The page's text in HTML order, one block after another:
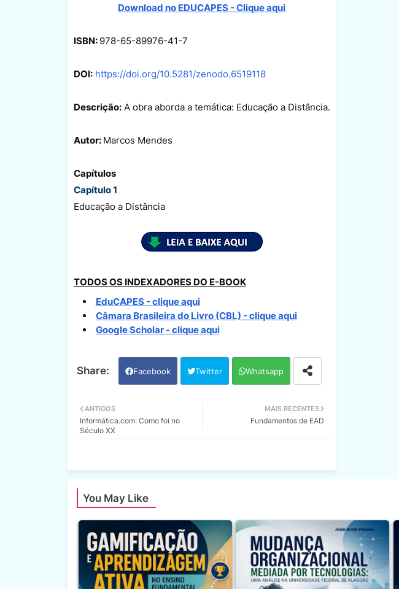
Download no EDUCAPES - Clique aqui
ISBN: 978-65-89976-41-7
DOI: https://doi.org/10.5281/zenodo.6519118
Descrição:A obra aborda a temática: Educação a Distância.
Autor: Marcos Mendes
Capítulos
Capítulo 1
Educação a Distância
TODOS OS INDEXADORES DO E-BOOK
EduCAPES - clique aqui
Câmara Brasileira do Livro (CBL) - clique aqui
Google Scholar - clique aqui
Facebook Twitter Whatsapp
MAIS RECENTES
Fundamentos de EAD
ANTIGOS
Informática.com: Como foi no
Século XX
You May Like